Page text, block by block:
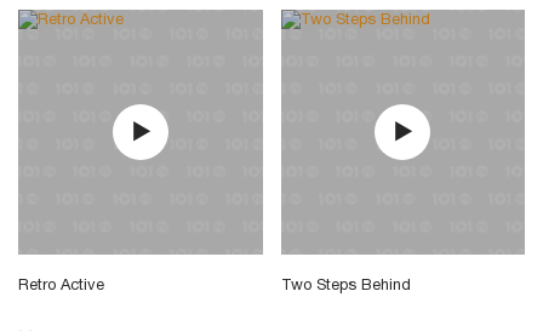
Retro Active Two Steps Behind